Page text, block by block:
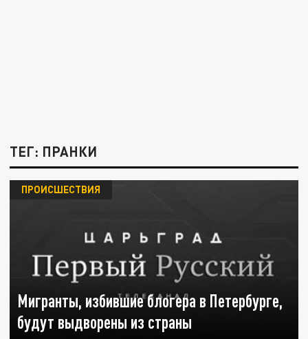
ТЕГ: ПРАНКИ
Мигранты, избившие блогера в Петербурге,
будут выдворены из страны
ПРОИСШЕСТВИЯ